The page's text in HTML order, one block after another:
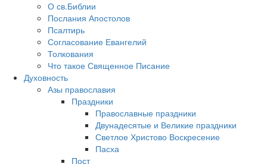
О св.Библии
Послания Апостолов
Псалтирь
Согласование Евангелий
Толкования
Что такое Священное Писание
Духовность
Азы православия
Праздники
Православные праздники
Двунадесятые и Великие праздники
Светлое Христово Воскресение
Пасха
Пост